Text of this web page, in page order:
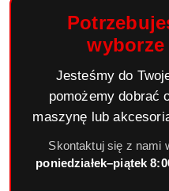
Jesteśmy do
pomożemy dobrać
maszynę lub
Skontaktuj się z nami
poniedziałek–piątek